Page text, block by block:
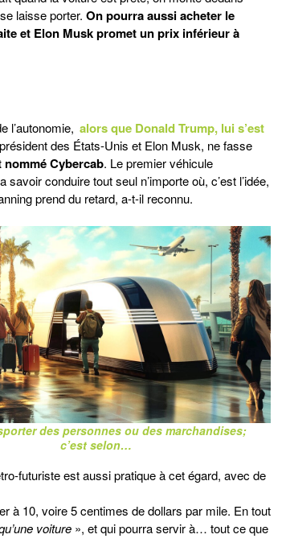
laisse porter. On pourra aussi acheter le
et Elon Musk promet un prix inférieur à
l’autonomie, alors que Donald Trump, lui s’est
des États-Unis et Elon Musk, ne fasse
Cybercab. Le premier véhicule
conduire tout seul n’importe où, c’est l’idée,
prend du retard, a-t-il reconnu.
des personnes ou des marchandises;
c’est selon…
futuriste est aussi pratique à cet égard, avec de
à 10, voire 5 centimes de dollars par mile. En tout
voiture », et qui pourra servir à… tout ce que